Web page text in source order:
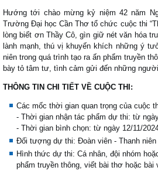
Hướng tới chào mừng kỷ niệm 42 năm
Trường Đại học Cần Thơ tổ chức cuộc thi
lòng biết ơn Thầy Cô, gìn giữ nét văn hóa
lành mạnh, thú vị khuyến khích những ý
niên trong quá trình tạo ra ấn phẩm truyền
bày tỏ tâm tư, tình cảm gửi đến những
THÔNG TIN CHI TIẾT VỀ CUỘC THI:
Các mốc thời gian quan trọng của cuộc
- Thời gian nhận tác phẩm dự thi: từ
- Thời gian bình chọn: từ ngày 12/11/
Đối tượng dự thi: Đoàn viên - Thanh
Hình thức dự thi: Cá nhân, đội nhóm
phẩm truyền thông, viết bài thơ hoặc bài